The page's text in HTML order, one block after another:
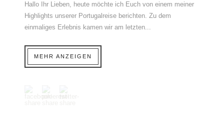
Hallo Ihr Lieben, heute möchte ich Euch von einem meiner
Highlights unserer Portugalreise berichten. Zu dem
einmaliges Erlebnis kamen wir am letzten...
MEHR ANZEIGEN